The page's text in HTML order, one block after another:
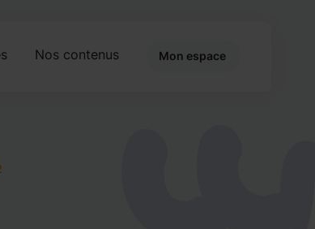
Nos contenus Mon espace